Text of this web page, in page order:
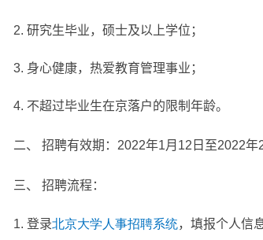
2. 研究生毕业，硕士及以上学位；
3. 身心健康，热爱教育管理事业；
4. 不超过毕业生在京落户的限制年龄。
二、 招聘有效期： 2022年1月 12 日至2022年
三、 招聘流程：
1. 登录北京大学人事招聘系统，填报个人信